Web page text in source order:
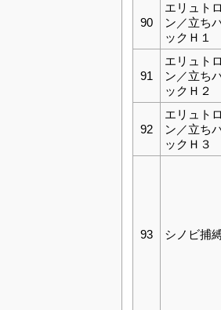
90
エリュトロ
ン／立ち
ックＨ１
91
エリュトロ
ン／立ち
ックＨ２
92
エリュトロ
ン／立ち
ックＨ３
93 シノビ捕